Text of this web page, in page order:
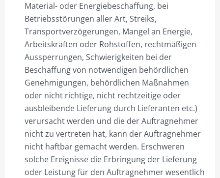
Material- oder Energiebeschaffung, bei
Betriebsstörungen aller Art, Streiks,
Transportverzögerungen, Mangel an Energie,
Arbeitskräften oder Rohstoffen, rechtmäßigen
Aussperrungen, Schwierigkeiten bei der
Beschaffung von notwendigen behördlichen
Genehmigungen, behördlichen Maßnahmen
oder nicht richtige, nicht rechtzeitige oder
ausbleibende Lieferung durch Lieferanten etc.)
verursacht werden und die der Auftragnehmer
nicht zu vertreten hat, kann der Auftragnehmer
nicht haftbar gemacht werden. Erschweren
solche Ereignisse die Erbringung der Lieferung
oder Leistung für den Auftragnehmer wesentlich